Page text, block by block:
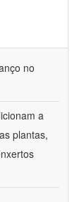
no
a
plantas,